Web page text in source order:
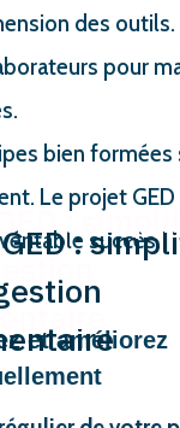
:
des outils.
pour
bien
Le projet
succès.
et améliorez